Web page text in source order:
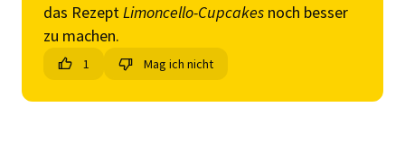
das RezeptLimoncello-Cupcakes noch besser
zu machen.
1 Mag ich nicht